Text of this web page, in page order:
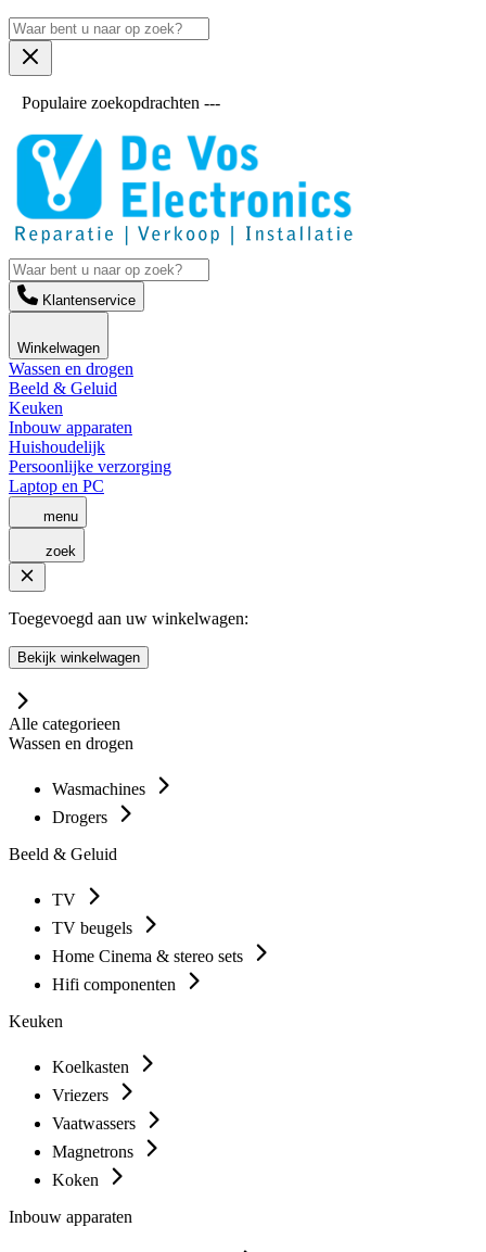
Populaire zoekopdrachten ---
Klantenservice
Winkelwagen
Wassen en drogen
Beeld & Geluid
Keuken
Inbouw apparaten
Huishoudelijk
Persoonlijke verzorging
Laptop en PC
menu
zoek
Toegevoegd aan uw winkelwagen:
Bekijk winkelwagen
Alle categorieen
Wassen en drogen
Wasmachines
Drogers
Beeld & Geluid
TV
TV beugels
Home Cinema & stereo sets
Hifi componenten
Keuken
Koelkasten
Vriezers
Vaatwassers
Magnetrons
Koken
Inbouw apparaten